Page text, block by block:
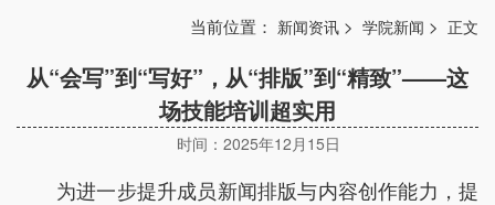
当前位置： 新闻资讯 > 学院新闻 > 正文
从“会写”到“写好”，从“排版”到“精致”——这
场技能培训超实用
时间：2025年12月15日
为进一步提升成员新闻排版与内容创作能力，提